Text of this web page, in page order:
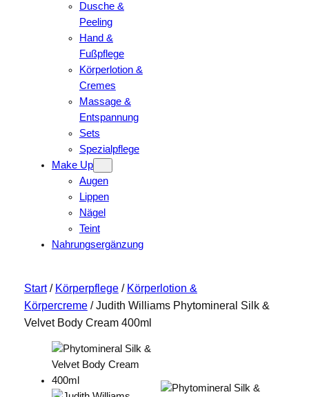
Dusche &
Peeling
Hand &
Fußpflege
Körperlotion &
Cremes
Massage &
Entspannung
Sets
Spezialpflege
Make Up
Augen
Lippen
Nägel
Teint
Nahrungsergänzung
Start/ Körperpflege/ Körperlotion &
Körpercreme/ Judith Williams Phytomineral Silk &
Velvet Body Cream 400ml